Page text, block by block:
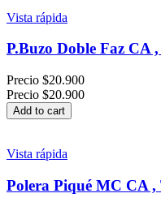
Vista rápida
P.Buzo Doble Faz CA
Precio $20.900
Precio $20.900
Add to cart
Vista rápida
Polera Piqué MC CA ,